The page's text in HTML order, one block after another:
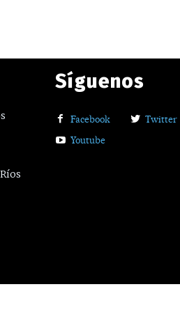
Síguenos
Facebook
Twitter
Youtube